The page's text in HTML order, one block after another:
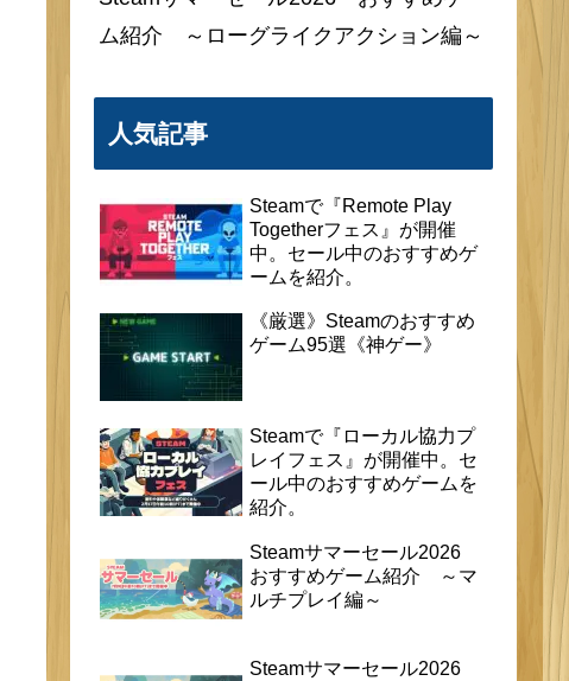
ム紹介 ～ローグライクアクション編～
人気記事
Steamで『Remote Play
Togetherフェス』が開催
中。セール中のおすすめゲ
ームを紹介。
《厳選》Steamのおすすめ
ゲーム95選《神ゲー》
Steamで『ローカル協力プ
レイフェス』が開催中。セ
ール中のおすすめゲームを
紹介。
Steamサマーセール2026
おすすめゲーム紹介 ～マ
ルチプレイ編～
Steamサマーセール2026